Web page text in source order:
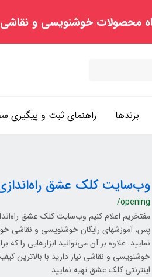
محصولات خوشنویسی و
برندها راهنمای ثبت و پیگیری
وب‌سایت کلک عشق
/opening
مفتخریم اعلام کنیم وب‌سایت کلک عشق
پس، آموزشهای رایگان خوشنویسی و نقاشی
نمایید. علاوه بر آن می‌توانید ابزارهایی را
خوشنویسی و نقاشی نیاز دارید با بالاترین
اینترنتی کلک عشق تهیه نمایید.